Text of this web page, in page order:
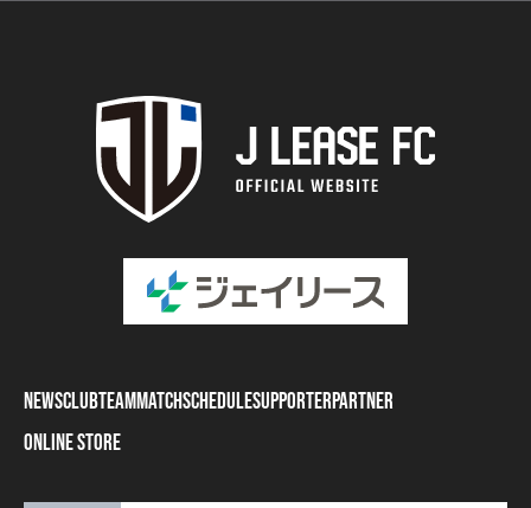
NEWSCLUBTEAMMATCHSCHEDULESUPPORTERPARTNER
ONLINE STORE